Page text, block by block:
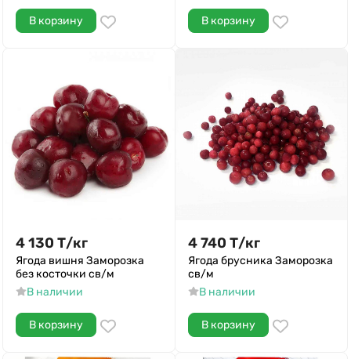
В корзину В корзину
4 130 Т/кг
Ягода вишня Заморозка
без косточки св/м
В наличии
В корзину
4 740 Т/кг
Ягода брусника Заморозка
св/м
В наличии
В корзину